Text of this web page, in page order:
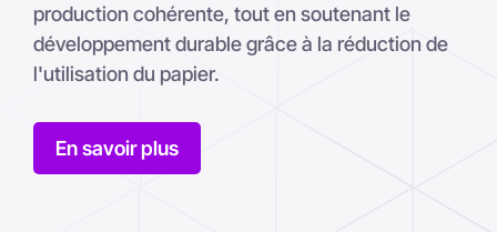
production cohérente, tout en soutenant le
développement durable grâce à la réduction de
l'utilisation du papier.
En savoir plus